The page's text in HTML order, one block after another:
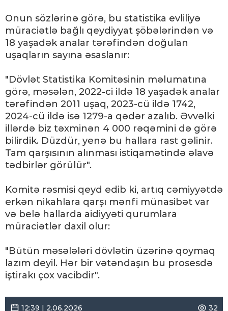
Onun sözlərinə görə, bu statistika evliliyə
müraciətlə bağlı qeydiyyat şöbələrindən və
18 yaşadək analar tərəfindən doğulan
uşaqların sayına əsaslanır:
"Dövlət Statistika Komitəsinin məlumatına
görə, məsələn, 2022-ci ildə 18 yaşadək analar
tərəfindən 2011 uşaq, 2023-cü ildə 1742,
2024-cü ildə isə 1279-a qədər azalıb. Əvvəlki
illərdə biz təxminən 4 000 rəqəmini də görə
bilirdik. Düzdür, yenə bu hallara rast gəlinir.
Tam qarşısının alınması istiqamətində əlavə
tədbirlər görülür".
Komitə rəsmisi qeyd edib ki, artıq cəmiyyətdə
erkən nikahlara qarşı mənfi münasibət var
və belə hallarda aidiyyəti qurumlara
müraciətlər daxil olur:
"Bütün məsələləri dövlətin üzərinə qoymaq
lazım deyil. Hər bir vətəndaşın bu prosesdə
iştirakı çox vacibdir".
12:39 | 2.06.2026 32